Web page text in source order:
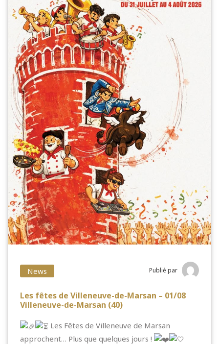
News Publié par
Les fêtes de Villeneuve-de-Marsan – 01/08
Villeneuve-de-Marsan (40)
Les Fêtes de Villeneuve de Marsan
approchent… Plus que quelques jours !